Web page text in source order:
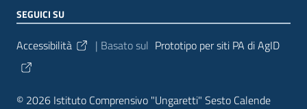
SEGUICI SU
Sezione Link Utili
Accessibilità | Basato sul Prototipo per siti PA di AgID
© 2026 Istituto Comprensivo "Ungaretti" Sesto Calende